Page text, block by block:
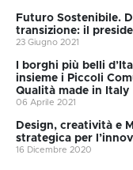
Futuro Sostenibile.
transizione: il
23 Giugno 2021
I borghi più belli
insieme i Piccoli
Qualità made in Italy
06 Aprile 2021
Design, creatività e
strategica per
16 Dicembre 2020